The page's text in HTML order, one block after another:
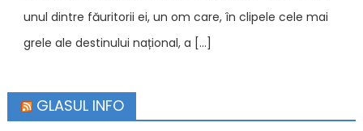
unul dintre făuritorii ei, un om care, în clipele cele mai
grele ale destinului național, a […]
GLASUL INFO